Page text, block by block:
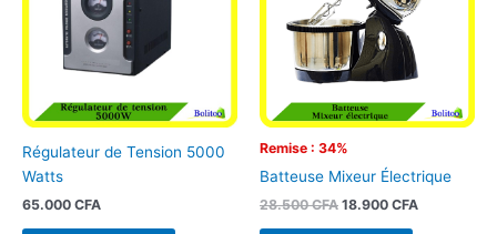
Régulateur de Tension 5000
Watts
65.000 CFA
Remise : 34%
Batteuse Mixeur Électrique
28.500CFA 18.900 CFA